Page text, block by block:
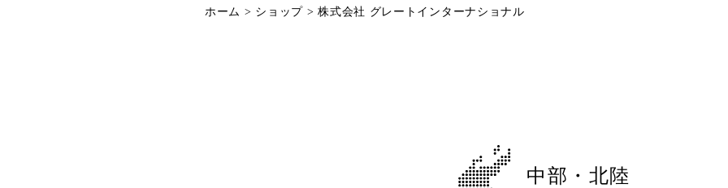
ホーム > ショップ >株式会社 グレートインターナショナル
中部・北陸